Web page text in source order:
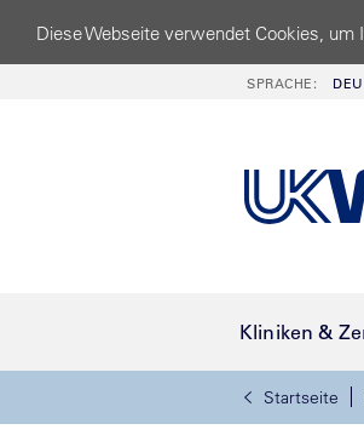
Diese Webseite verwendet Cookies, um
SPRACHE:
Kliniken &
Startseite